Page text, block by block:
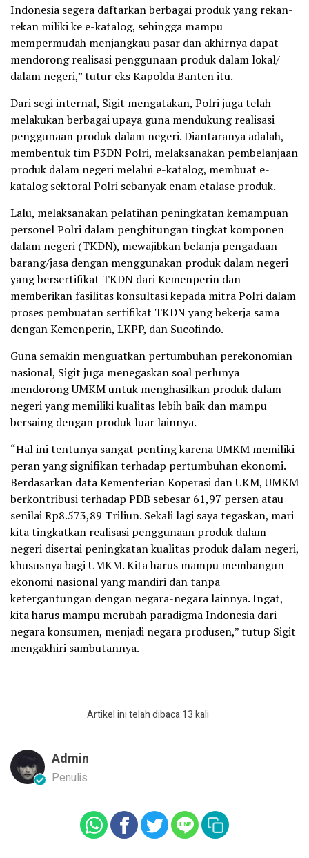
Indonesia segera daftarkan berbagai produk yang rekan-
rekan miliki ke e-katalog, sehingga mampu
mempermudah menjangkau pasar dan akhirnya dapat
mendorong realisasi penggunaan produk dalam lokal/
dalam negeri,” tutur eks Kapolda Banten itu.
Dari segi internal, Sigit mengatakan, Polri juga telah
melakukan berbagai upaya guna mendukung realisasi
penggunaan produk dalam negeri. Diantaranya adalah,
membentuk tim P3DN Polri, melaksanakan pembelanjaan
produk dalam negeri melalui e-katalog, membuat e-
katalog sektoral Polri sebanyak enam etalase produk.
Lalu, melaksanakan pelatihan peningkatan kemampuan
personel Polri dalam penghitungan tingkat komponen
dalam negeri (TKDN), mewajibkan belanja pengadaan
barang/jasa dengan menggunakan produk dalam negeri
yang bersertifikat TKDN dari Kemenperin dan
memberikan fasilitas konsultasi kepada mitra Polri dalam
proses pembuatan sertifikat TKDN yang bekerja sama
dengan Kemenperin, LKPP, dan Sucofindo.
Guna semakin menguatkan pertumbuhan perekonomian
nasional, Sigit juga menegaskan soal perlunya
mendorong UMKM untuk menghasilkan produk dalam
negeri yang memiliki kualitas lebih baik dan mampu
bersaing dengan produk luar lainnya.
“Hal ini tentunya sangat penting karena UMKM memiliki
peran yang signifikan terhadap pertumbuhan ekonomi.
Berdasarkan data Kementerian Koperasi dan UKM, UMKM
berkontribusi terhadap PDB sebesar 61,97 persen atau
senilai Rp8.573,89 Triliun. Sekali lagi saya tegaskan, mari
kita tingkatkan realisasi penggunaan produk dalam
negeri disertai peningkatan kualitas produk dalam negeri,
khususnya bagi UMKM. Kita harus mampu membangun
ekonomi nasional yang mandiri dan tanpa
ketergantungan dengan negara-negara lainnya. Ingat,
kita harus mampu merubah paradigma Indonesia dari
negara konsumen, menjadi negara produsen,” tutup Sigit
mengakhiri sambutannya.
Artikel ini telah dibaca 13 kali
Admin
Penulis